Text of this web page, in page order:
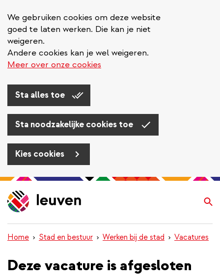
We gebruiken cookies om deze website
goed te laten werken. Die kan je niet
weigeren.
Andere cookies kan je wel weigeren.
Meer over onze cookies
Sta alles toe
Sta noodzakelijke cookies toe
Kies cookies
Overslaan
en
naar
inhoud
gaan
Home Stad en bestuur Werken bij de stad Vacatures
Deze vacature is afgesloten